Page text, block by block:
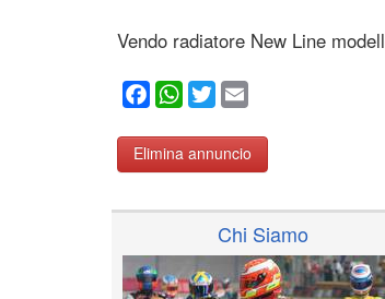
Vendo radiatore New Line
Facebook
WhatsApp
Twitter
Elimina annuncio
Chi Siamo